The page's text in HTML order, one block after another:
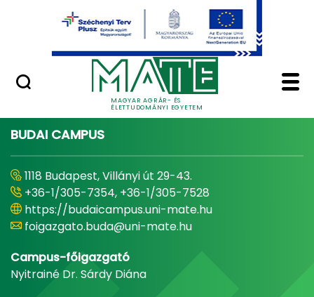
Ugrás a fő tartalomhoz
MAGYAR AGRÁR- ÉS
ÉLETTUDOMÁNYI EGYETEM
Minőségügy
Home - Magyar
BUDAI CAMPUS
1118 Budapest, Villányi út 29-43.
+36-1/305-7354, +36-1/305-7528
https://budaicampus.uni-mate.hu
foigazgato.buda@uni-mate.hu
Campus-főigazgató
Nyitrainé Dr. Sárdy Diána